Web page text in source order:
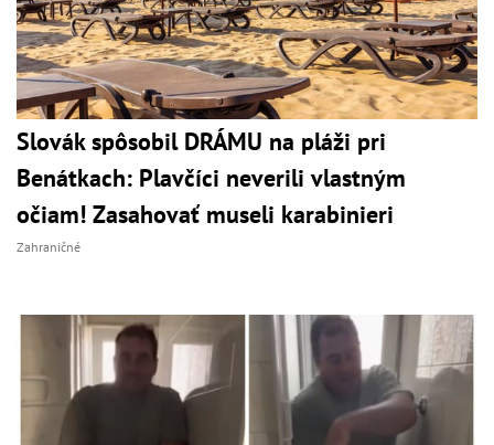
Slovák spôsobil DRÁMU na pláži pri
Benátkach: Plavčíci neverili vlastným
očiam! Zasahovať museli karabinieri
Zahraničné